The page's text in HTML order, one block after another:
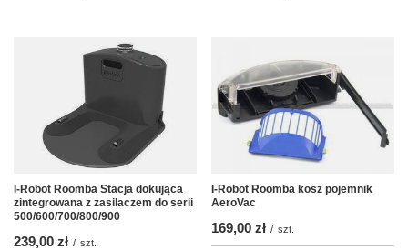
I-Robot Roomba Stacja dokująca
zintegrowana z zasilaczem do serii
500/600/700/800/900
239,00 zł / szt.
I-Robot Roomba kosz pojemnik
AeroVac
169,00 zł / szt.